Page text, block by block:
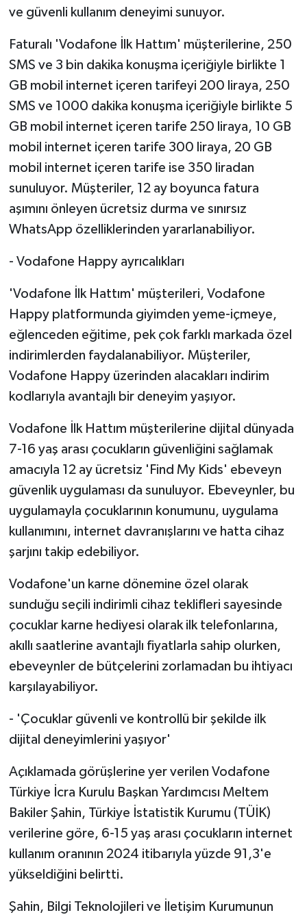
ve güvenli kullanım deneyimi sunuyor.
Faturalı 'Vodafone İlk Hattım' müşterilerine, 250
SMS ve 3 bin dakika konuşma içeriğiyle birlikte 1
GB mobil internet içeren tarifeyi 200 liraya, 250
SMS ve 1000 dakika konuşma içeriğiyle birlikte 5
GB mobil internet içeren tarife 250 liraya, 10 GB
mobil internet içeren tarife 300 liraya, 20 GB
mobil internet içeren tarife ise 350 liradan
sunuluyor. Müşteriler, 12 ay boyunca fatura
aşımını önleyen ücretsiz durma ve sınırsız
WhatsApp özelliklerinden yararlanabiliyor.
- Vodafone Happy ayrıcalıkları
'Vodafone İlk Hattım' müşterileri, Vodafone
Happy platformunda giyimden yeme-içmeye,
eğlenceden eğitime, pek çok farklı markada özel
indirimlerden faydalanabiliyor. Müşteriler,
Vodafone Happy üzerinden alacakları indirim
kodlarıyla avantajlı bir deneyim yaşıyor.
Vodafone İlk Hattım müşterilerine dijital dünyada
7-16 yaş arası çocukların güvenliğini sağlamak
amacıyla 12 ay ücretsiz 'Find My Kids' ebeveyn
güvenlik uygulaması da sunuluyor. Ebeveynler, bu
uygulamayla çocuklarının konumunu, uygulama
kullanımını, internet davranışlarını ve hatta cihaz
şarjını takip edebiliyor.
Vodafone'un karne dönemine özel olarak
sunduğu seçili indirimli cihaz teklifleri sayesinde
çocuklar karne hediyesi olarak ilk telefonlarına,
akıllı saatlerine avantajlı fiyatlarla sahip olurken,
ebeveynler de bütçelerini zorlamadan bu ihtiyacı
karşılayabiliyor.
- 'Çocuklar güvenli ve kontrollü bir şekilde ilk
dijital deneyimlerini yaşıyor'
Açıklamada görüşlerine yer verilen Vodafone
Türkiye İcra Kurulu Başkan Yardımcısı Meltem
Bakiler Şahin, Türkiye İstatistik Kurumu (TÜİK)
verilerine göre, 6-15 yaş arası çocukların internet
kullanım oranının 2024 itibarıyla yüzde 91,3'e
yükseldiğini belirtti.
Şahin, Bilgi Teknolojileri ve İletişim Kurumunun